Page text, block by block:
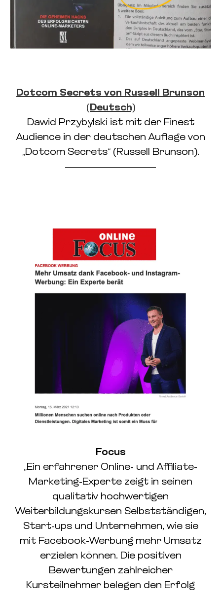
Dotcom Secrets von Russell Brunson
(Deutsch)
Dawid Przybylski ist mit der Finest
Audience in der deutschen Auflage von
„Dotcom Secrets“ (Russell Brunson).
Focus
„Ein erfahrener Online- und Affiliate-
Marketing-Experte zeigt in seinen
qualitativ hochwertigen
Weiterbildungskursen Selbstständigen,
Start-ups und Unternehmen, wie sie
mit Facebook-Werbung mehr Umsatz
erzielen können. Die positiven
Bewertungen zahlreicher
Kursteilnehmer belegen den Erfolg